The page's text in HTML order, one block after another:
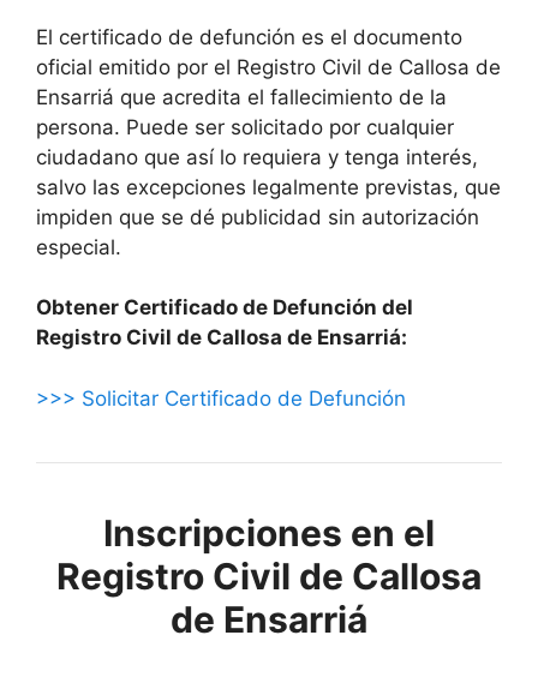
El certificado de defunción es el documento
oficial emitido por el Registro Civil de Callosa de
Ensarriá que acredita el fallecimiento de la
persona. Puede ser solicitado por cualquier
ciudadano que así lo requiera y tenga interés,
salvo las excepciones legalmente previstas, que
impiden que se dé publicidad sin autorización
especial.
Obtener Certificado de Defunción del
Registro Civil de Callosa de Ensarriá:
>>> Solicitar Certificado de Defunción
Inscripciones en el
Registro Civil de Callosa
de Ensarriá